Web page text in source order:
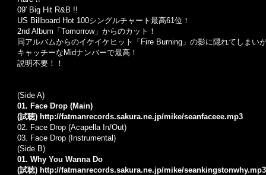
09' Big Hit R&B !!
US Billboard Hot 100シングルチャート最高61位！
2nd Album「Tomorrow」からのカット！
同アルバムからのイケイケヒット「Fire Burning」の影に隠れてしまい
キャッチーなMidナンバーで最高！
説明不要！！
(Side A)
01. Face Drop (Main)
(試聴) http://fatmanrecords.sakura.ne.jp/mike/seanfaceee.mp3
02. Face Drop (Acapella In/Out)
03. Face Drop (Instrumental)
(Side B)
01. Why You Wanna Do
(試聴) http://fatmanrecords.sakura.ne.jp/mike/seankingstonwhy.mp3